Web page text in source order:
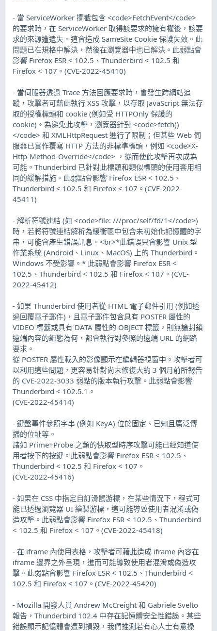
- 當 ServiceWorker 攔截包含 <code>FetchEvent</code>
的要求時，在 ServiceWorker 取得該要求的擁有權後，該要
求的來源遭遺失。這會造成 SameSite Cookie 保護失效。此
問題已在規格中解決，然後在瀏覽器中也已解決。此弱點會
影響 Firefox ESR < 102.5、Thunderbird < 102.5 和
Firefox < 107。(CVE-2022-45410)
- 當伺服器透過 Trace 方法回應要求時，會發生跨網站追
蹤，攻擊者可藉此執行 XSS 攻擊，以存取 JavaScript 無法存
取的授權標頭和 cookie (例如受 HTTPOnly 保護的
cookie)。為避免此攻擊，瀏覽器針對 <code>fetch()
</code> 和 XMLHttpRequest 進行了限制；但某些 Web 伺
服器已實作覆寫 HTTP 方法的非標準標頭，例如 <code>X-
Http-Method-Override</code> ，從而使此攻擊再次成為
可能。Thunderbird 已針對此標頭和類似標頭的使用套用相
同的緩解措施。此弱點會影響 Firefox ESR < 102.5、
Thunderbird < 102.5 和 Firefox < 107。(CVE-2022-
45411)
- 解析符號連結 (如 <code>file: ///proc/self/fd/1</code>)
時，若將符號連結解析為緩衝區中包含未初始化記憶體的字
串，可能會產生錯誤訊息。<br>*此錯誤只會影響 Unix 型
作業系統 (Android、Linux、MacOS) 上的 Thunderbird。
Windows 不受影響。* 此弱點會影響 Firefox ESR <
102.5、Thunderbird < 102.5 和 Firefox < 107。(CVE-
2022-45412)
- 如果 Thunderbird 使用者從 HTML 電子郵件引用 (例如透
過回覆電子郵件)，且電子郵件包含具有 POSTER 屬性的
VIDEO 標籤或具有 DATA 屬性的 OBJECT 標籤，則無論封鎖
遠端內容的組態為何，都會執行對參照的遠端 URL 的網路
要求。
從 POSTER 屬性載入的影像顯示在編輯器視窗中。攻擊者可
以利用這些問題，更容易針對尚未修復大約 3 個月前所報告
的 CVE-2022-3033 弱點的版本執行攻擊。此弱點會影響
Thunderbird < 102.5.1。
(CVE-2022-45414)
- 鍵盤事件參照字串 (例如 KeyA) 位於固定、已知且廣泛傳
播的位址等。
諸如 Prime+Probe 之類的快取型時序攻擊可能已經知道使
用者按下的按鍵。此弱點會影響 Firefox ESR < 102.5、
Thunderbird < 102.5 和 Firefox < 107。
(CVE-2022-45416)
- 如果在 CSS 中指定自訂滑鼠游標，在某些情況下，程式可
能已透過瀏覽器 UI 繪製游標，這可能導致使用者混淆或偽
造攻擊。此弱點會影響 Firefox ESR < 102.5、Thunderbird
< 102.5 和 Firefox < 107。(CVE-2022-45418)
- 在 iframe 內使用表格，攻擊者可藉此造成 iframe 內容在
iframe 邊界之外呈現，進而可能導致使用者混淆或偽造攻
擊。此弱點會影響 Firefox ESR < 102.5、Thunderbird <
102.5 和 Firefox < 107。(CVE-2022-45420)
- Mozilla 開發人員 Andrew McCreight 和 Gabriele Svelto
報告，Thunderbird 102.4 中存在記憶體安全性錯誤。某些
錯誤顯示記憶體會遭到損毀，我們推測若有心人士有意操